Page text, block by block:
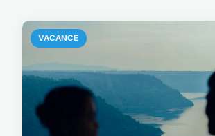
VACANCE